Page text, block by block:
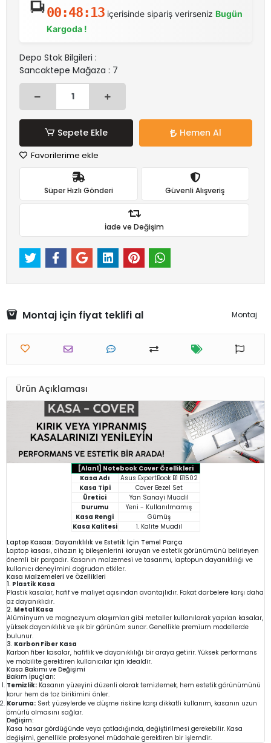
00:48:13içerisinde sipariş verirseniz Bugün
Kargoda !
Depo Stok Bilgileri :
Sancaktepe Mağaza : 7
Sepete Ekle Hemen Al
Favorilerime ekle
Süper Hızlı Gönderi Güvenli Alışveriş
İade ve Değişim
Montaj için fiyat teklifi al Montaj
Ürün Açıklaması
[Alan1] Notebook Cover Özellikleri
Kasa Adı
Asus ExpertBook B1 B1502
Kasa Tipi
Cover Bezel Set
Üretici
Yan Sanayi Muadil
Durumu
Yeni - Kullanılmamış
Kasa Rengi
Gümüş
Kasa Kalitesi
1. Kalite Muadil
Laptop Kasası: Dayanıklılık ve Estetik İçin Temel Parça
Laptop kasası, cihazın iç bileşenlerini koruyan ve estetik görünümünü belirleyen
önemli bir parçadır. Kasanın malzemesi ve tasarımı, laptopun dayanıklılığı ve
kullanıcı deneyimini doğrudan etkiler.
Kasa Malzemeleri ve Özellikleri
1. Plastik Kasa
Plastik kasalar, hafif ve maliyet açısından avantajlıdır. Fakat darbelere karşı daha
az dayanıklıdır.
2. Metal Kasa
Alüminyum ve magnezyum alaşımları gibi metaller kullanılarak yapılan kasalar,
yüksek dayanıklılık ve şık bir görünüm sunar. Genellikle premium modellerde
bulunur.
3. Karbon Fiber Kasa
Karbon fiber kasalar, hafiflik ve dayanıklılığı bir araya getirir. Yüksek performans
ve mobilite gerektiren kullanıcılar için idealdir.
Kasa Bakımı ve Değişimi
Bakım İpuçları:
Temizlik: Kasanın yüzeyini düzenli olarak temizlemek, hem estetik görünümünü
korur hem de toz birikimini önler.
Koruma: Sert yüzeylerde ve düşme riskine karşı dikkatli kullanım, kasanın uzun
ömürlü olmasını sağlar.
Değişim:
Kasa hasar gördüğünde veya çatladığında, değiştirilmesi gerekebilir. Kasa
değişimi, genellikle profesyonel müdahale gerektiren bir işlemdir.